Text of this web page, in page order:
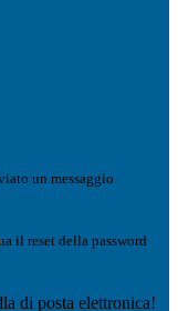
un messaggio
il reset della password
di posta elettronica!